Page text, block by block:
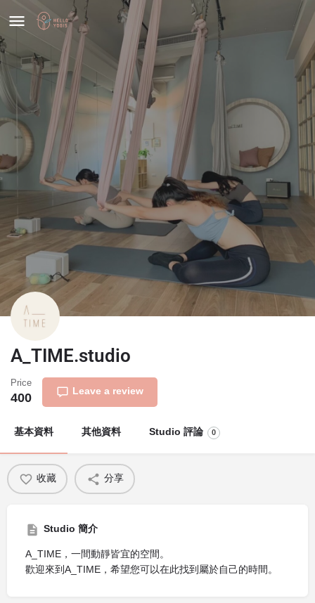
A_TIME.studio
Price
400 Leave a review
基本資料 其他資料 Studio 評論 0
收藏 分享
Studio 簡介
A_TIME，一間動靜皆宜的空間。
歡迎來到A_TIME，希望您可以在此找到屬於自己的時間。